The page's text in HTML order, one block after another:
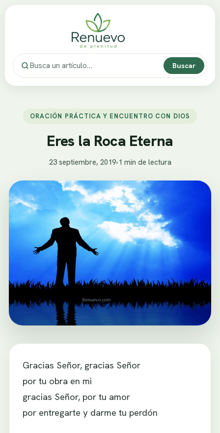
Buscar
ORACIÓN PRÁCTICA Y ENCUENTRO CON DIOS
Eres la Roca Eterna
23 septiembre, 2019•1 min de lectura
Gracias Señor, gracias Señor
por tu obra en mi
gracias Señor, por tu amor
por entregarte y darme tu perdón